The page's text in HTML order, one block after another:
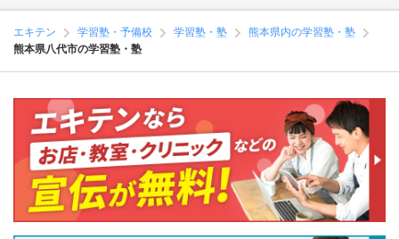
エキテン 学習塾・予備校 学習塾・塾
熊本県内の学習塾・塾
熊本県八代市の学習塾・塾